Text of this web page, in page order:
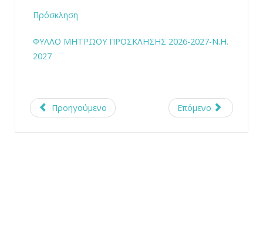
Πρόσκληση
ΦΥΛΛΟ ΜΗΤΡΩΟΥ ΠΡΟΣΚΛΗΣΗΣ 2026-2027-Ν.Η.
2027
Προηγούμενο Επόμενο